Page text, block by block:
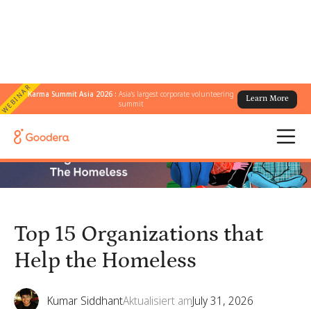
WEBINARKarma Summit Asia 2026 :Asia's largest corporate volunteering
summit
Learn More
← Alle Blogs Top 15 Organizations that Help the Homeless
Top 15 Organizations that
Help the Homeless
Kumar SiddhantAktualisiert amJuly 31, 2026